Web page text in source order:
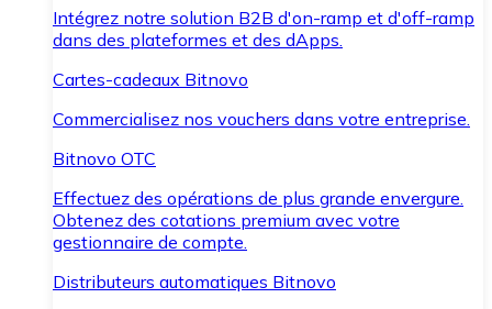
Intégrez notre solution B2B d'on-ramp et d'off-ramp
dans des plateformes et des dApps.
Cartes-cadeaux Bitnovo
Commercialisez nos vouchers dans votre entreprise.
Bitnovo OTC
Effectuez des opérations de plus grande envergure.
Obtenez des cotations premium avec votre
gestionnaire de compte.
Distributeurs automatiques Bitnovo